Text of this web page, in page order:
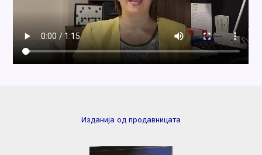
Изданија од продавницата